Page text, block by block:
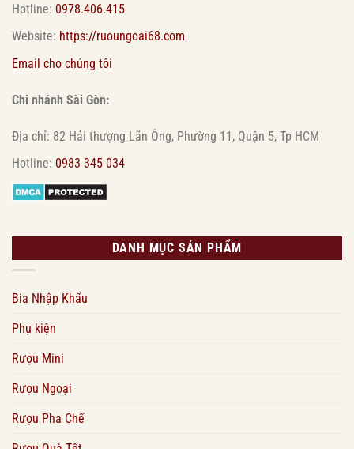
Hotline: 0978.406.415
Website: https://ruoungoai68.com
Email cho chúng tôi
Chi nhánh Sài Gòn:
Địa chỉ: 82 Hải thượng Lãn Ông, Phường 11, Quận 5, Tp HCM
Hotline: 0983 345 034
DANH MỤC SẢN PHẨM
Bia Nhập Khẩu
Phụ kiện
Rượu Mini
Rượu Ngoại
Rượu Pha Chế